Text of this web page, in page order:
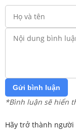
Gửi bình luận
*Bình luận sẽ hiển
Hãy trở thành